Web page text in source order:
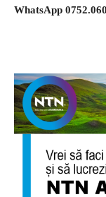
WhatsApp